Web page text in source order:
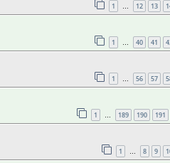
1 … 12 13
1 … 40 41
1 … 56 57
1 … 189 190 191
1 … 8 9